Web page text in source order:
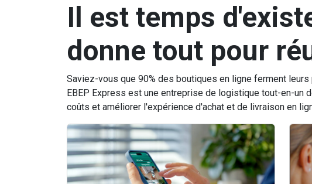
Il est temps
donne tout pour
Saviez-vous que 90% des boutiques en ligne ferment
EBEP Express est une entreprise de logistique tout-en-
coûts et améliorer l'expérience d'achat et de livraison en